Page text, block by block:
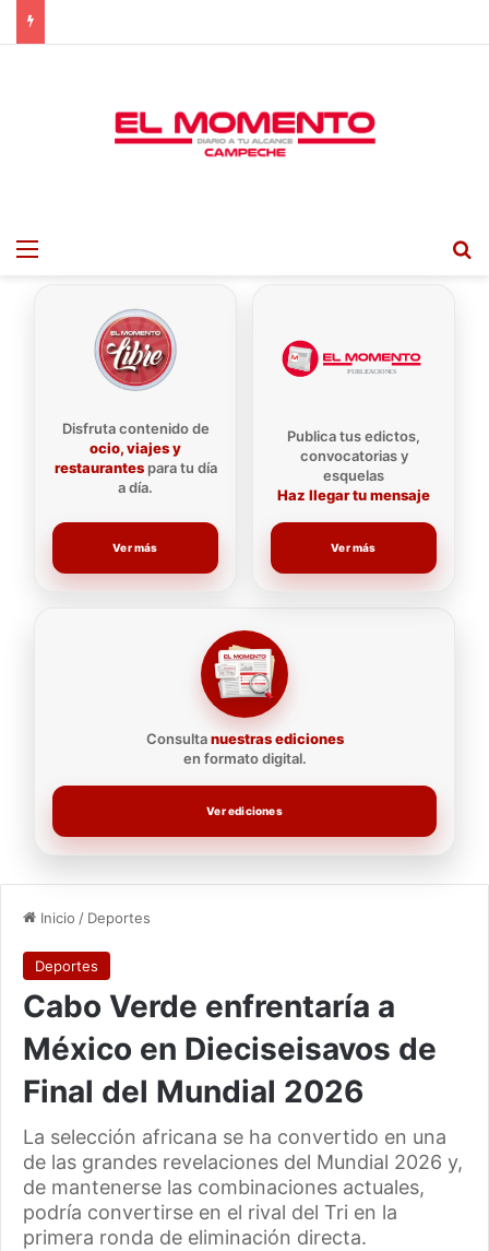
Menu
Disfruta contenido de
ocio, viajes y
restaurantespara tu día
a día.
Ver más
Consultanuestras ediciones
en formato digital.
Ver ediciones
Publica tus edictos,
convocatorias y
esquelas
Haz llegar tu mensaje
Ver más
Inicio / Deportes
Deportes
Cabo Verde enfrentaría a
México en Dieciseisavos de
Final del Mundial 2026
La selección africana se ha convertido en una
de las grandes revelaciones del Mundial 2026 y,
de mantenerse las combinaciones actuales,
podría convertirse en el rival del Tri en la
primera ronda de eliminación directa.